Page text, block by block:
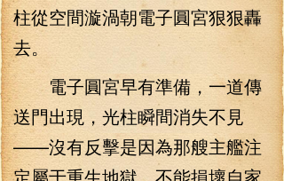
柱從空間漩渦朝電子圓宮狠狠轟
去。
電子圓宮早有準備，一道傳
送門出現，光柱瞬間消失不見
——沒有反擊是因為那艘主艦注